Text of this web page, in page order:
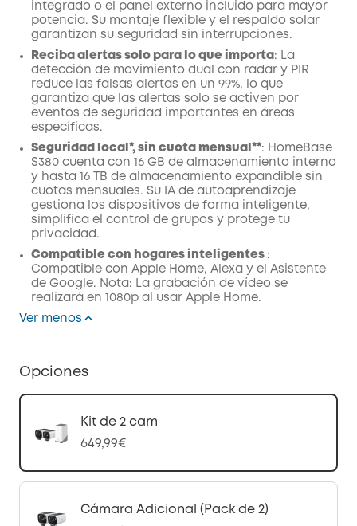
integrado o el panel externo incluido para mayor
potencia. Su montaje flexible y el respaldo solar
garantizan su seguridad sin interrupciones.
Reciba alertas solo para lo que importa : La
detección de movimiento dual con radar y PIR
reduce las falsas alertas en un 99%, lo que
garantiza que las alertas solo se activen por
eventos de seguridad importantes en áreas
específicas.
Seguridad local*, sin cuota mensual**: HomeBase
S380 cuenta con 16 GB de almacenamiento interno
y hasta 16 TB de almacenamiento expandible sin
cuotas mensuales. Su IA de autoaprendizaje
gestiona los dispositivos de forma inteligente,
simplifica el control de grupos y protege tu
privacidad.
Compatible con hogares inteligentes :
Compatible con Apple Home, Alexa y el Asistente
de Google. Nota: La grabación de vídeo se
realizará en 1080p al usar Apple Home.
Ver menos
Opciones
Kit de 2 cam
649,99€
Cámara Adicional (Pack de 2)